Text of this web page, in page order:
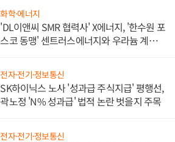
화학·에너지
'DL이앤씨 SMR 협력사' X에너지, '한수원 포
스코 동맹' 센트러스에너지와 우라늄 계약
전자·전기·정보통신
SK하이닉스 노사 '성과급 주식지급' 평행선,
곽노정 'N% 성과급' 법적 논란 벗을지 주목
전자·전기·정보통신